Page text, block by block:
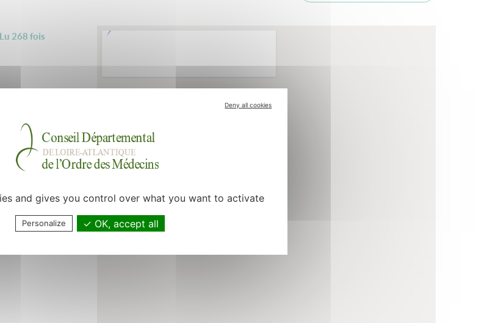
Lu 268 fois
et disponible 5 j
Asalée + salle
salle
Pas de
Deny all cookies
and gives you control over what you want to activate
Personalize OK, accept all